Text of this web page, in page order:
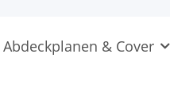
Abdeckplanen & Cover